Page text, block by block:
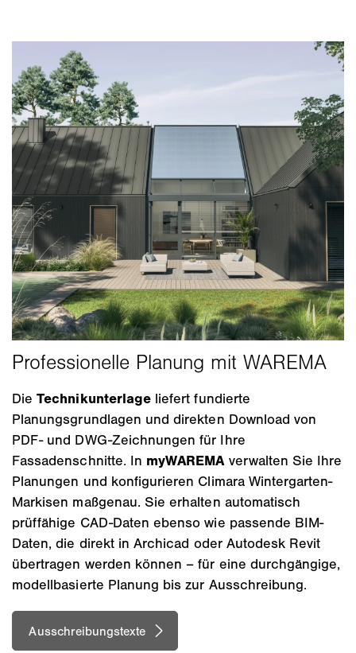
DieTechnikunterlage liefert fundierte
Planungsgrundlagen und direkten Download von
PDF- und DWG-Zeichnungen für Ihre
Fassadenschnitte. In myWAREMA verwalten Sie Ihre
Planungen und konfigurieren Climara Wintergarten-
Markisen maßgenau. Sie erhalten automatisch
prüffähige CAD-Daten ebenso wie passende BIM-
Daten, die direkt in Archicad oder Autodesk Revit
übertragen werden können – für eine durchgängige,
modellbasierte Planung bis zur Ausschreibung.